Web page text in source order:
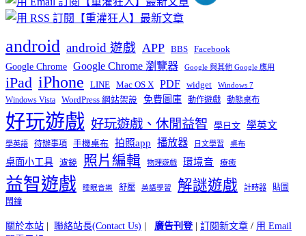
android android 遊戲 APP BBS Facebook
Google Chrome Google Chrome 瀏覽器 Google 與其他 Google 應用
iPad iPhone LINE Mac OS X PDF widget Windows 7
Windows Vista WordPress 網站架設 免費圖庫 動作遊戲 動態桌布
好玩遊戲 好玩遊戲、休閒益智 學日文 學英文
學英語 待辦事項 手機桌布 拍照app 播放器 日文學習 桌布
桌面小工具 濾鏡 照片編輯 物理遊戲 環境音 療癒
益智遊戲 睡眠音樂 舒壓 英語學習 解謎遊戲 計時器
貼圖
鬧鐘
關於本站 | 聯絡站長(Contact Us) | 廣告刊登| 訂閱新文章 / 用 Email